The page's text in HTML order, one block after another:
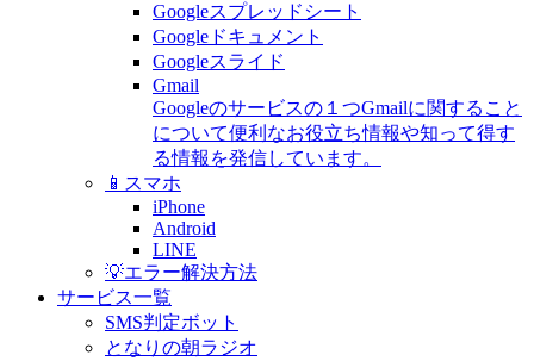
Googleスプレッドシート
Googleドキュメント
Googleスライド
Gmail
Googleのサービスの１つGmailに関すること
について便利なお役立ち情報や知って得す
る情報を発信しています。
📱スマホ
iPhone
Android
LINE
💡エラー解決方法
サービス一覧
SMS判定ボット
となりの朝ラジオ